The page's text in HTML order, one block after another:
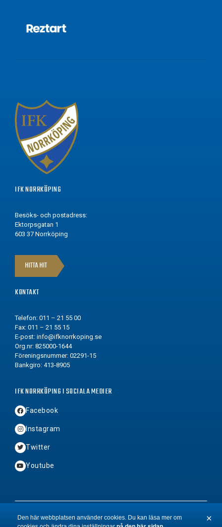
IFK NORRKÖPING
Besöks- och postadress:
Ektorpsgatan 1
603 37 Norrköping
HITTA HIT
KONTAKT
Telefon: 011 – 21 55 00
Fax: 011 – 21 55 15
E-post: info@ifknorrkoping.se
Org.nr: 825000-1644
Föreningsnummer: 02291-15
Bankgiro: 413-8905
IFK NORRKÖPING I SOCIALA MEDIER
Facebook
Instagram
Twitter
Youtube
2026 © Copyright IFK Norrköping FK
Den här webbplatsen använder cookies. Du kan läsa mer om
×